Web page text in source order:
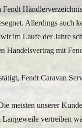
Allerdings auch
im Laufe der Jahre
Handelsvertrag mit
Fendt Caravan
meisten unserer
vertreiben